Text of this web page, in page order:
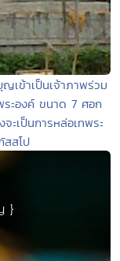
เข้าเป็นเจ้าภาพร่วม
ะองค์ ขนาด 7 ศอก
เป็นการหล่อเทพระ
สสโป